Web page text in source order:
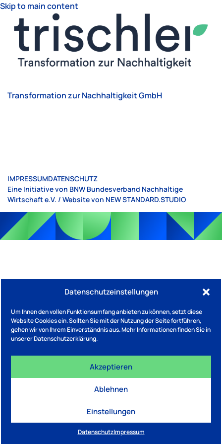
Datenschutzeinstellungen
Um Ihnen den vollen Funktionsumfang anbieten zu können, setzt diese
Website Cookies ein. Sollten Sie mit der Nutzung der Seite fortführen,
gehen wir von Ihrem Einverständnis aus. Mehr Informationen finden Sie in
unserer Datenschutzerklärung.
Akzeptieren
Ablehnen
Einstellungen
DatenschutzImpressum
Skip to main content
Transformation zur Nachhaltigkeit GmbH
IMPRESSUMDATENSCHUTZ
Eine Initiative von BNW Bundesverband Nachhaltige
Wirtschaft e.V. / Website von NEW STANDARD.STUDIO